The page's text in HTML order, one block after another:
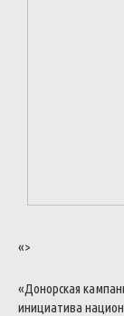
«>
«Донорская
инициатива